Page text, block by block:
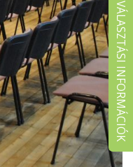
VÁLASZTÁSI INFORMÁCIÓK